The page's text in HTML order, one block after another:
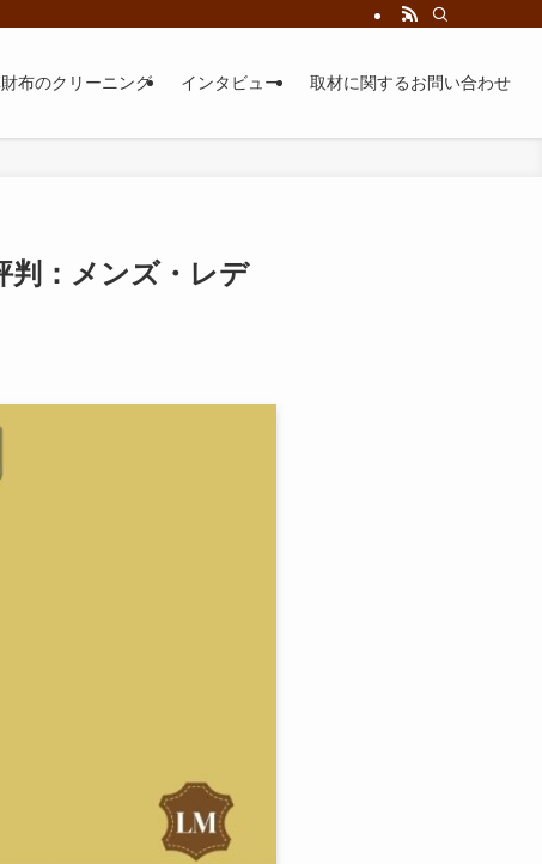
布のクリーニング インタビュー 取材に関するお問い合わせ
判：メンズ・レデ